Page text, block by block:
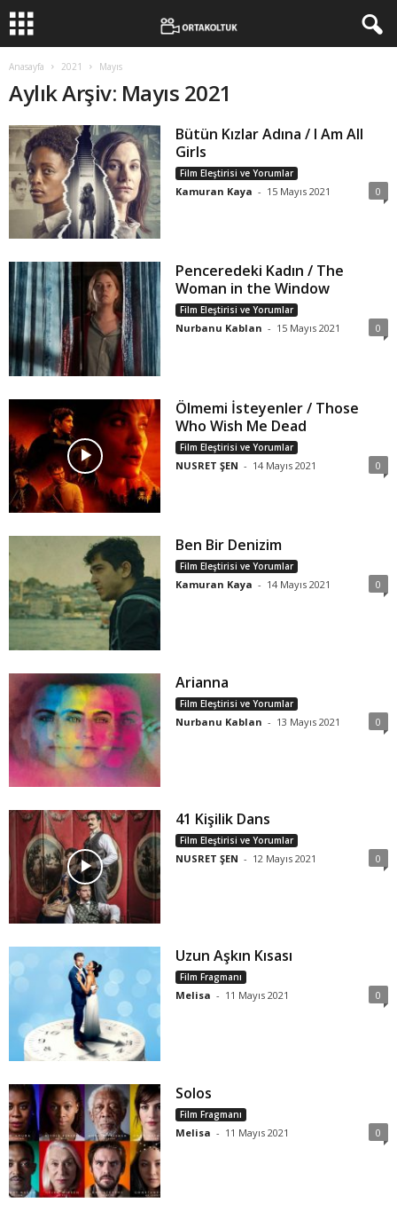
Anasayfa 2021 Mayıs
Aylık Arşiv: Mayıs 2021
Bütün Kızlar Adına / I Am All
Girls
Film Eleştirisi ve Yorumlar
Kamuran Kaya - 15 Mayıs 2021 0
Penceredeki Kadın / The
Woman in the Window
Film Eleştirisi ve Yorumlar
Nurbanu Kablan - 15 Mayıs 2021 0
Ölmemi İsteyenler / Those
Who Wish Me Dead
Film Eleştirisi ve Yorumlar
NUSRET ŞEN - 14 Mayıs 2021 0
Ben Bir Denizim
Film Eleştirisi ve Yorumlar
Kamuran Kaya - 14 Mayıs 2021 0
Arianna
Film Eleştirisi ve Yorumlar
Nurbanu Kablan - 13 Mayıs 2021 0
41 Kişilik Dans
Film Eleştirisi ve Yorumlar
NUSRET ŞEN - 12 Mayıs 2021 0
Uzun Aşkın Kısası
Film Fragmanı
Melisa - 11 Mayıs 2021 0
Solos
Film Fragmanı
Melisa - 11 Mayıs 2021 0